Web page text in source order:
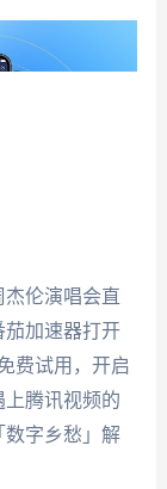
杰伦演唱会直
加速器打开
费试用，开启
腾讯视频的
字乡愁」解